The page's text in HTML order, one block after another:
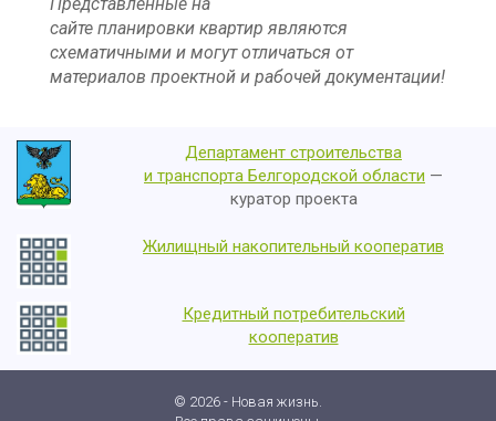
Представленные на
сайте планировки квартир являются
схематичными и могут отличаться от
материалов проектной и рабочей документации!
Департамент строительства
и транспорта Белгородской области —
куратор проекта
Жилищный накопительный кооператив
Кредитный потребительский
кооператив
© 2026 - Новая жизнь.